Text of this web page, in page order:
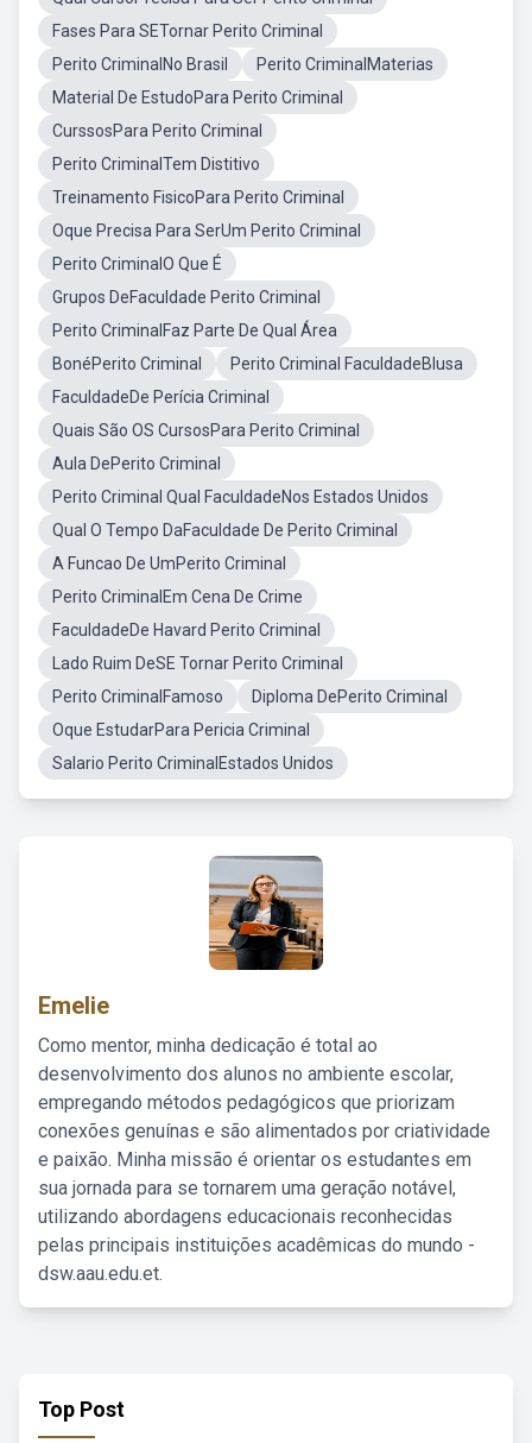
Fases Para SETornar Perito Criminal
Perito CriminalNo Brasil
Perito CriminalMaterias
Material De EstudoPara Perito Criminal
CurssosPara Perito Criminal
Perito CriminalTem Distitivo
Treinamento FisicoPara Perito Criminal
Oque Precisa Para SerUm Perito Criminal
Perito CriminalO Que É
Grupos DeFaculdade Perito Criminal
Perito CriminalFaz Parte De Qual Área
BonéPerito Criminal
Perito Criminal FaculdadeBlusa
FaculdadeDe Perícia Criminal
Quais São OS CursosPara Perito Criminal
Aula DePerito Criminal
Perito Criminal Qual FaculdadeNos Estados Unidos
Qual O Tempo DaFaculdade De Perito Criminal
A Funcao De UmPerito Criminal
Perito CriminalEm Cena De Crime
FaculdadeDe Havard Perito Criminal
Lado Ruim DeSE Tornar Perito Criminal
Perito CriminalFamoso
Diploma DePerito Criminal
Oque EstudarPara Pericia Criminal
Salario Perito CriminalEstados Unidos
Emelie
Como mentor, minha dedicação é total ao
desenvolvimento dos alunos no ambiente escolar,
empregando métodos pedagógicos que priorizam
conexões genuínas e são alimentados por criatividade
e paixão. Minha missão é orientar os estudantes em
sua jornada para se tornarem uma geração notável,
utilizando abordagens educacionais reconhecidas
pelas principais instituições acadêmicas do mundo -
dsw.aau.edu.et.
Top Post